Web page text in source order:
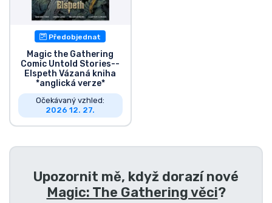
Předobjednat
Magic the Gathering
Comic Untold Stories--
Elspeth Vázaná kniha
*anglická verze*
Očekávaný vzhled:
2026 12. 27.
Upozornit mě, když dorazí nové
Magic: The Gathering věci?
Úžasné věci
Anime věci
Hráčské věci
Sportovní věci
Typy produktů